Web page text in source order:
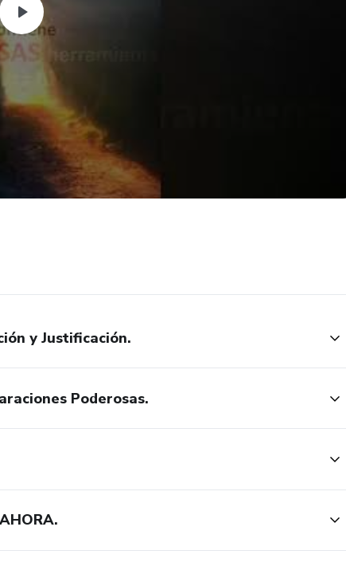
y descubrir tu poder para sanarte y transformar tu vida!
y Justificación.
Poderosas.